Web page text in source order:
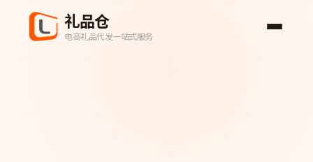
礼品仓
电商礼品代发一站式服务